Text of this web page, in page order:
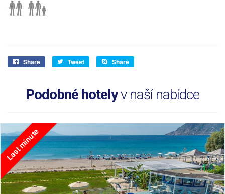
Share Tweet Share
Podobné hotelyv naší nabídce
Last minute